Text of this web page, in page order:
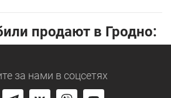
продают в Гродно:
за нами в соцсетях